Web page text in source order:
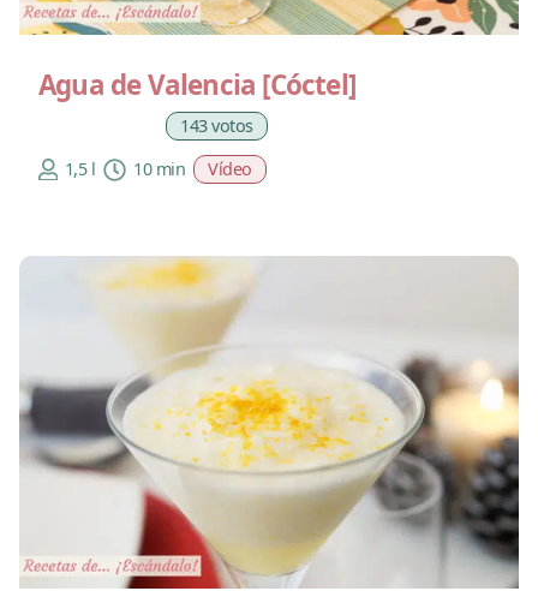
Agua de Valencia [Cóctel]
143 votos
1,5 l
10 min Vídeo